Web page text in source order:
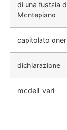
di una fustaia
Montepiano
capitolato oneri
dichiarazione
modelli vari